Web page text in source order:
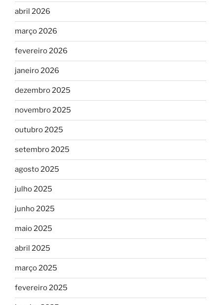
abril 2026
março 2026
fevereiro 2026
janeiro 2026
dezembro 2025
novembro 2025
outubro 2025
setembro 2025
agosto 2025
julho 2025
junho 2025
maio 2025
abril 2025
março 2025
fevereiro 2025